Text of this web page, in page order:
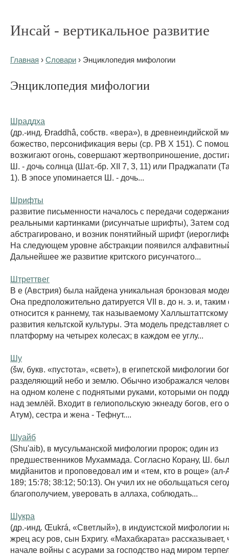
Инсай - вертикальное развитие
Главная › Словари › Энциклопедия мифологии
Энциклопедия мифологии
Шраддха
(др.-инд. Ðraddhâ, собств. «вера»), в древнеиндийской
божество, персонификация веры (ср. РВ Х 151). С
возжигают огонь, совершают жертвоприношение,
Ш. - дочь солнца (Шат.-бр. XII 7, 3, 11) или Праджапати
1). В эпосе упоминается Ш. - дочь...
Шрифты
развитие письменности началось с передачи
реальными картинками (рисунчатые шрифты), Затем
абстрагировано, и возник понятийный шрифт
На следующем уровне абстракции появился
Дальнейшее же развитие критского рисунчатого...
Штреттвег
В е (Австрия) была найдена уникальная бронзовая
Она предположительно датируется VII в. до н. э. и, таким
относится к раннему, так называемому
развития кельтской культуры. Эта модель представляет
платформу на четырех колесах; в каждом ее углу...
Шу
(šw, букв. «пустота», «свет»), в египетской мифологии
разделяющий небо и землю. Обычно изображался
на одном колене с поднятыми руками, которыми он
над землёй. Входит в гелиопольскую экнеаду богов, его
Атум), сестра и жена - Тефнут....
Шуайб
(Shu'aib), в мусульманской мифологии пророк; один из
предшественников Мухаммада. Согласно Корану, Ш.
мидйанитов и проповедовал им и «тем, кто в роще» (ал-
189; 15:78; 38:12; 50:13). Он учил их не обольщаться
благополучием, уверовать в аллаха, соблюдать...
Шукра
(др.-инд. Œukrá, «Светлый»), в индуистской мифологии
жрец асу ров, сын Бхригу. «Махабхарата» рассказывает,
начале войны с асурами за господство над миром